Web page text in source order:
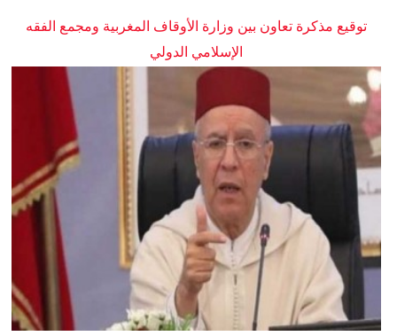
توقيع مذكرة تعاون بين وزارة الأوقاف المغربية ومجمع الفقه
الإسلامي الدولي